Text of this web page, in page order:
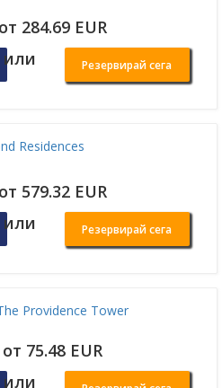
284.69 EUR
или Резервирай сега
Residences
579.32 EUR
или Резервирай сега
Providence Tower
75.48 EUR
или